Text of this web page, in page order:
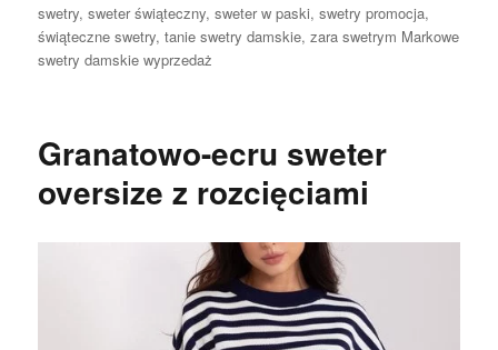
swetry,sweter świąteczny,sweter w paski,swetry promocja,
świąteczne swetry,tanie swetry damskie,zara swetrym Markowe
swetry damskie wyprzedaż
Granatowo-ecru sweter
oversize z rozcięciami